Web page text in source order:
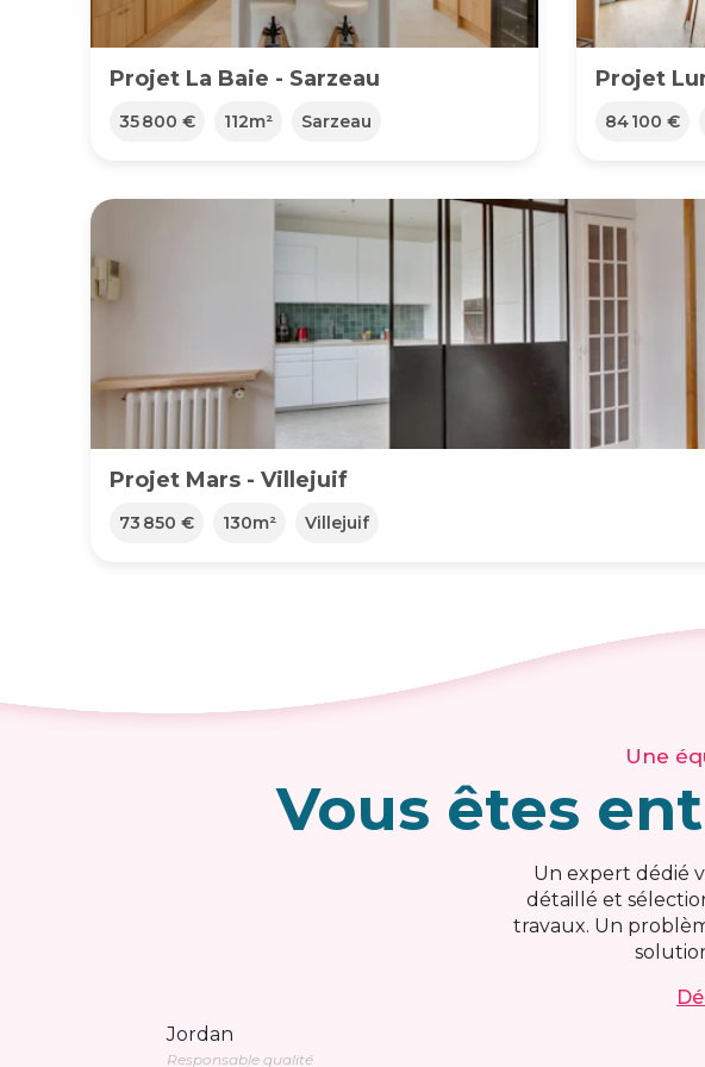
Projet La Baie - Sarzeau
35 800 € 112m² Sarzeau
Projet
84 100 €
Projet Mars - Villejuif
73 850 € 130m² Villejuif
Une
Vous êtes
Un expert dédié
détaillé et
travaux. Un
Jordan
Responsable qualité